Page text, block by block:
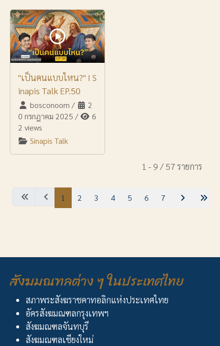
"เป็นคนแบบไหน?" I S
inapis Talk EP.50
bosconoom /
2
0 กรกฎาคม 2025 /
6
2 views
Sinapis Talk
1 - 9 / 57 รายการ
1 2 3 4 5 6 7
สังฆมณฑลต่าง ๆ ในประเทศไทย
สภาพระสังฆราชคาทอลิกแห่งประเทศไทย
อัครสังฆมณฑลกรุงเทพฯ
สังฆมณฑลจันทบุรี
สังฆมณฑลเชียงใหม่